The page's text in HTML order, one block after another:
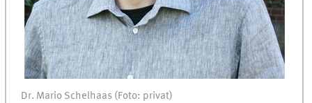
Dr. Mario Schelhaas (Foto: privat)